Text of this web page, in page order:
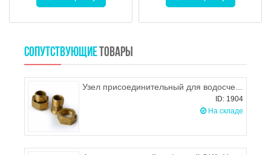
СОПУТСТВУЮЩИЕ ТОВАРЫ
Узел присоединительный для водосчетчика 1/2", Цветлит
ID: 1904
На складе